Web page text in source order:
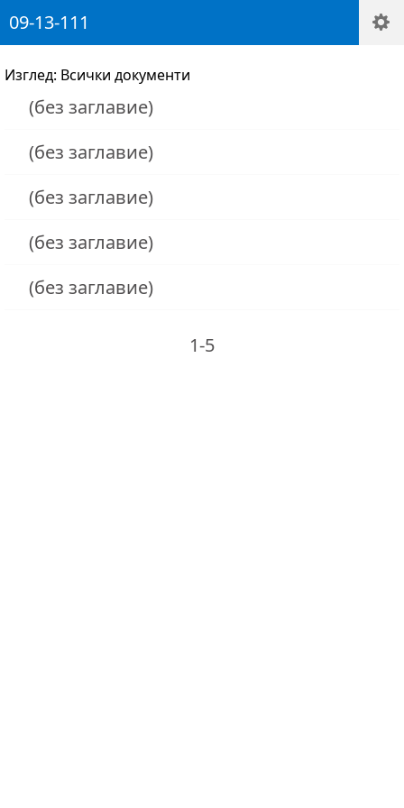
09-13-111
Изглед: Всички документи
(без заглавие)
(без заглавие)
(без заглавие)
(без заглавие)
(без заглавие)
1-5